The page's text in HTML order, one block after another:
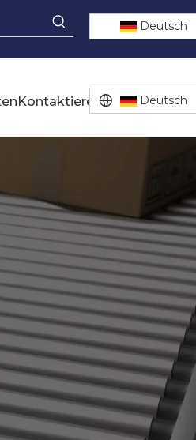
Deutsch
Kontaktiere uns Deutsch